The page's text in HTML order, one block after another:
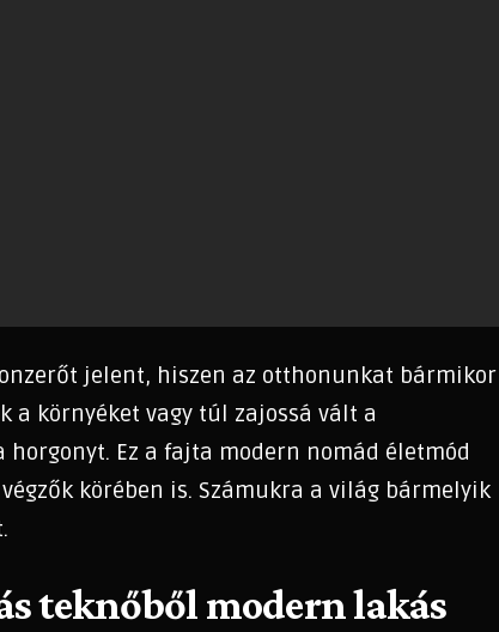
jelent, hiszen az otthonunkat bármikor
környéket vagy túl zajossá vált a
horgonyt. Ez a fajta modern nomád életmód
körében is. Számukra a világ bármelyik
teknőből modern lakás